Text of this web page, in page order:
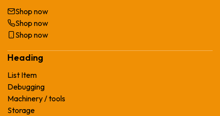
Shop now
Shop now
Shop now
Heading
List Item
Debugging
Machinery / tools
Storage